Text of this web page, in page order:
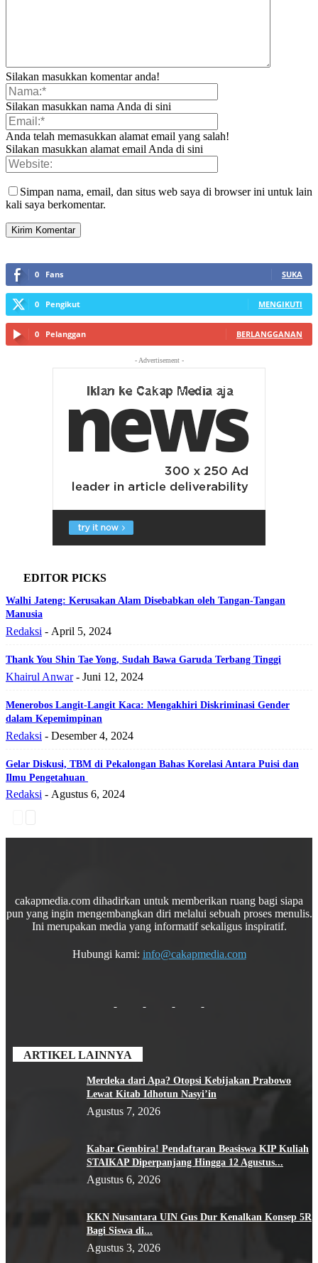
Silakan masukkan komentar anda!
Silakan masukkan nama Anda di sini
Anda telah memasukkan alamat email yang salah!
Silakan masukkan alamat email Anda di sini
Simpan nama, email, dan situs web saya di browser ini untuk lain
kali saya berkomentar.
0 Fans SUKA
0 Pengikut MENGIKUTI
0 Pelanggan BERLANGGANAN
- Advertisement -
EDITOR PICKS
Walhi Jateng: Kerusakan Alam Disebabkan oleh Tangan-Tangan
Manusia
Redaksi - April 5, 2024
Thank You Shin Tae Yong, Sudah Bawa Garuda Terbang Tinggi
Khairul Anwar - Juni 12, 2024
Menerobos Langit-Langit Kaca: Mengakhiri Diskriminasi Gender
dalam Kepemimpinan
Redaksi - Desember 4, 2024
Gelar Diskusi, TBM di Pekalongan Bahas Korelasi Antara Puisi dan
Ilmu Pengetahuan
Redaksi - Agustus 6, 2024
cakapmedia.com dihadirkan untuk memberikan ruang bagi siapa
pun yang ingin mengembangkan diri melalui sebuah proses menulis.
Ini merupakan media yang informatif sekaligus inspiratif.
Hubungi kami: info@cakapmedia.com
ARTIKEL LAINNYA
Merdeka dari Apa? Otopsi Kebijakan Prabowo
Lewat Kitab Idhotun Nasyi’in
Agustus 7, 2026
Kabar Gembira! Pendaftaran Beasiswa KIP Kuliah
STAIKAP Diperpanjang Hingga 12 Agustus...
Agustus 6, 2026
KKN Nusantara UIN Gus Dur Kenalkan Konsep 5R
Bagi Siswa di...
Agustus 3, 2026